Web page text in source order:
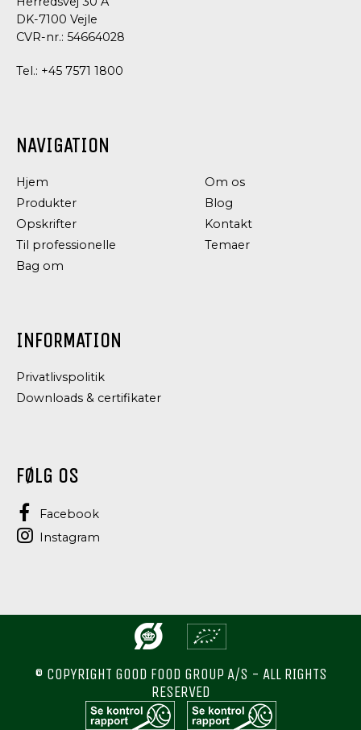
DK-7100 Vejle
CVR-nr.: 54664028
Tel.: +45 7571 1800
NAVIGATION
Hjem
Produkter
Opskrifter
Til professionelle
Bag om
Om os
Blog
Kontakt
Temaer
INFORMATION
Privatlivspolitik
Downloads & certifikater
FØLG OS
Facebook
Instagram
© COPYRIGHT GOOD FOOD GROUP A/S - ALL RIGHTS
RESERVED